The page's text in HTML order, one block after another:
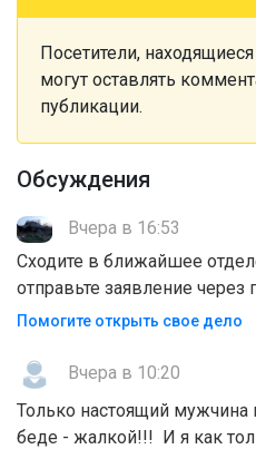
Посетители,
могут оставлять
публикации.
Обсуждения
Вчера в 16:53
Сходите в ближайшее
отправьте заявление через
Помогите открыть свое дело
Вчера в 10:20
Только настоящий
беде - жалкой!!! И я как